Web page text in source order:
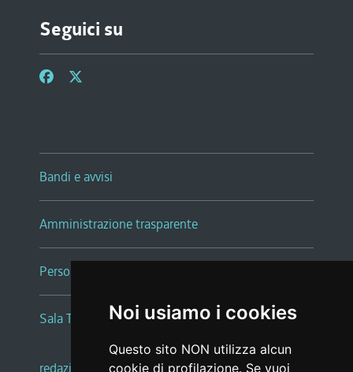
Noi usiamo i cookies
Questo sito NON utilizza alcun
cookie di profilazione. Se vuoi
Seguici su
Bandi e avvisi
Amministrazione trasparente
Persone e Uffici
Sala Tiziano Tessitori
redazione web |note legali |glossario